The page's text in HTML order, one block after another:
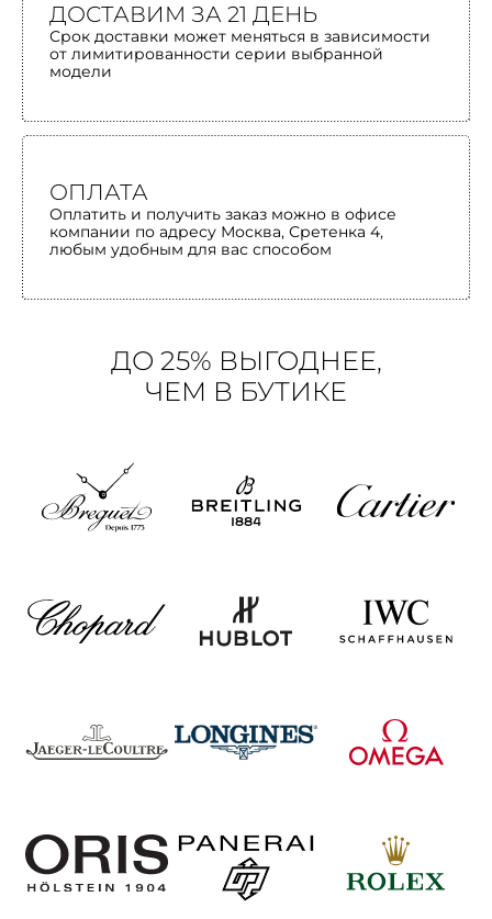
ДОСТАВИМ ЗА 21 ДЕНЬ
Срок доставки может меняться в зависимости
от лимитированности серии выбранной
модели
ОПЛАТА
Оплатить и получить заказ можно в офисе
компании по адресу Москва, Сретенка 4,
любым удобным для вас способом
ДО 25% ВЫГОДНЕЕ,
ЧЕМ В БУТИКЕ